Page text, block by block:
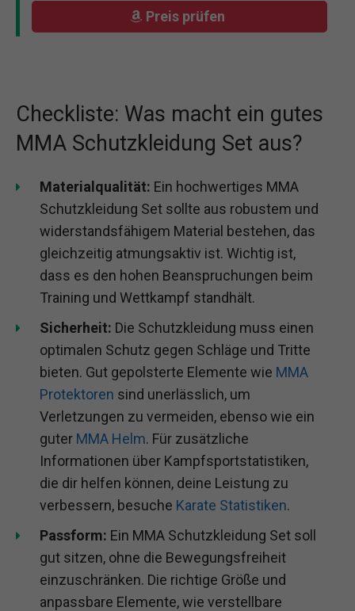
Preis prüfen
Checkliste: Was macht ein gutes
MMA Schutzkleidung Set aus?
Materialqualität: Ein hochwertiges MMA
Schutzkleidung Set sollte aus robustem und
widerstandsfähigem Material bestehen, das
gleichzeitig atmungsaktiv ist. Wichtig ist,
dass es den hohen Beanspruchungen beim
Training und Wettkampf standhält.
Sicherheit: Die Schutzkleidung muss einen
optimalen Schutz gegen Schläge und Tritte
bieten. Gut gepolsterte Elemente wie MMA
Protektoren sind unerlässlich, um
Verletzungen zu vermeiden, ebenso wie ein
guter MMA Helm. Für zusätzliche
Informationen über Kampfsportstatistiken,
die dir helfen können, deine Leistung zu
verbessern, besuche Karate Statistiken.
Passform: Ein MMA Schutzkleidung Set soll
gut sitzen, ohne die Bewegungsfreiheit
einzuschränken. Die richtige Größe und
anpassbare Elemente, wie verstellbare